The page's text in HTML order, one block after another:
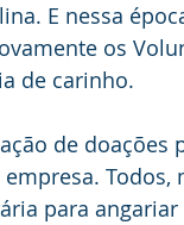
E nessa
os
de carinho.
de
para